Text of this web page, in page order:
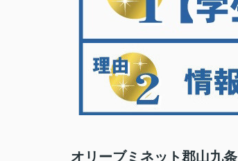
オリーブミネット郡山九条